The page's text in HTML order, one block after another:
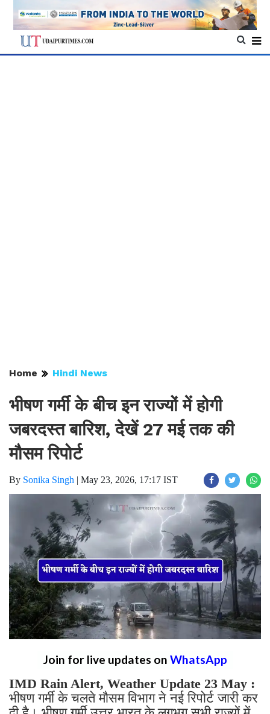
Home Hindi News
भीषण गर्मी के बीच इन राज्यों में होगी
जबरदस्त बारिश, देखें 27 मई तक की
मौसम रिपोर्ट
By Sonika Singh | May 23, 2026, 17:17 IST
Join for live updates on WhatsApp
IMD Rain Alert, Weather Update 23 May :
भीषण गर्मी के चलते मौसम विभाग ने नई रिपोर्ट जारी कर